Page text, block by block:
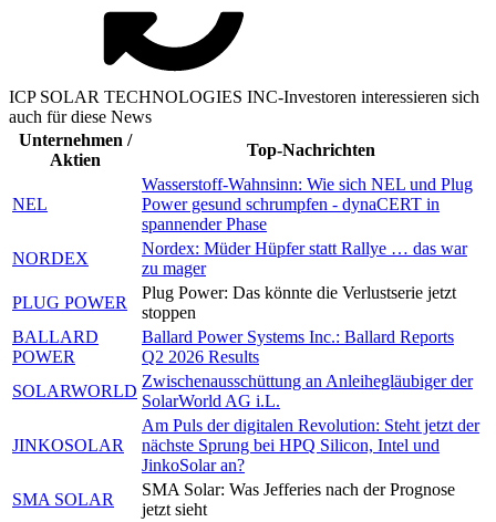
ICP SOLAR TECHNOLOGIES INC-Investoren interessieren sich
auch für diese News
Unternehmen /
Aktien
Top-Nachrichten
NEL
Wasserstoff-Wahnsinn: Wie sich NEL und Plug
Power gesund schrumpfen - dynaCERT in
spannender Phase
NORDEX
Nordex: Müder Hüpfer statt Rallye … das war
zu mager
PLUG POWER
Plug Power: Das könnte die Verlustserie jetzt
stoppen
BALLARD
POWER
Ballard Power Systems Inc.: Ballard Reports
Q2 2026 Results
SOLARWORLD
Zwischenausschüttung an Anleihegläubiger der
SolarWorld AG i.L.
JINKOSOLAR
Am Puls der digitalen Revolution: Steht jetzt der
nächste Sprung bei HPQ Silicon, Intel und
JinkoSolar an?
SMA SOLAR
SMA Solar: Was Jefferies nach der Prognose
jetzt sieht